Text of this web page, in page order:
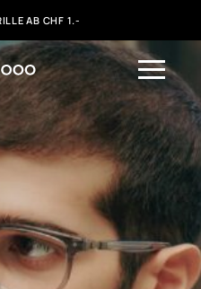
AB CHF 1.-